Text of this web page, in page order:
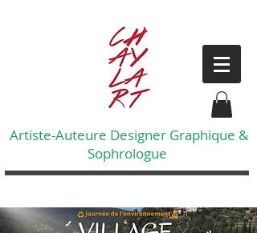
Artiste-Auteure Designer Graphique &
Sophrologue